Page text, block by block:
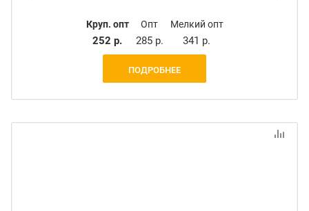
Круп. опт
252 р.
Опт
285 р.
Мелкий опт
341 р.
ПОДРОБНЕЕ